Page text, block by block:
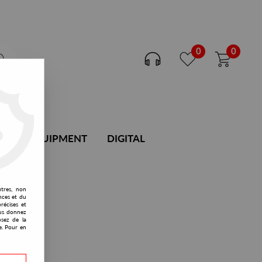
0 0
DJ EQUIPMENT DIGITAL
non
et du
et
donnez
de la
Pour en